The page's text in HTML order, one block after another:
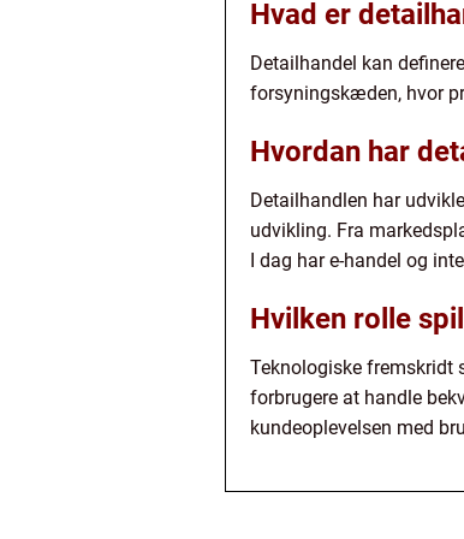
Hvad er
Detailhandel kan
forsyningskæden, hvor
Hvordan har
Detailhandlen har
udvikling. Fra
I dag har e-handel og
Hvilken rolle
Teknologiske fremskridt
forbrugere at handle
kundeoplevelsen med